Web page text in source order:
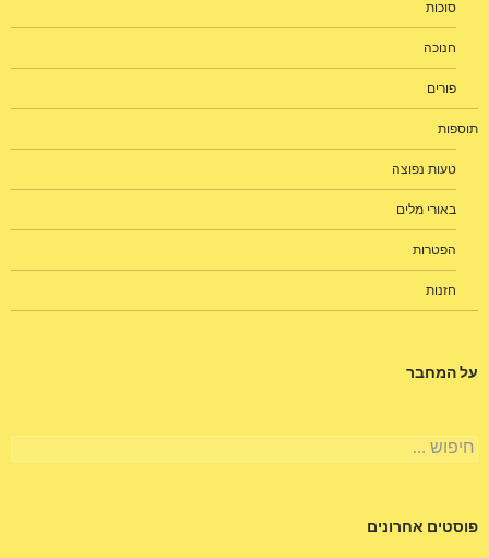
סוכות
חנוכה
פורים
תוספות
טעות נפוצה
באורי מלים
הפטרות
חזנות
על המחבר
חיפוש:
פוסטים אחרונים